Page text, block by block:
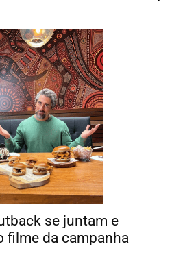
se juntam e
filme da campanha